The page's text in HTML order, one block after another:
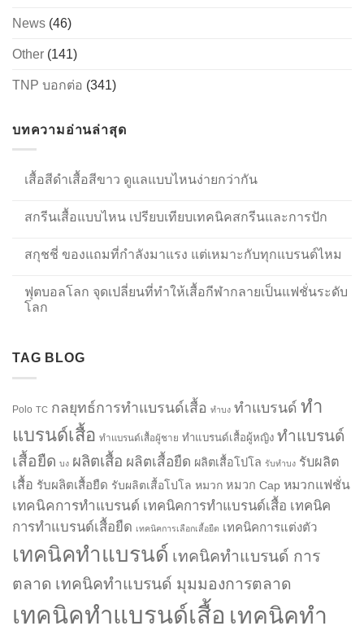
News (46)
Other (141)
TNP บอกต่อ (341)
บทความอ่านล่าสุด
เสื้อสีดำเสื้อสีขาว ดูแลแบบไหนง่ายกว่ากัน
สกรีนเสื้อแบบไหน เปรียบเทียบเทคนิคสกรีนและการปัก
สกุชชี่ ของแถมที่กำลังมาแรง แต่เหมาะกับทุกแบรนด์ไหม
ฟุตบอลโลก จุดเปลี่ยนที่ทำให้เสื้อกีฬากลายเป็นแฟชั่นระดับ
โลก
TAG BLOG
Polo TC กลยุทธ์การทำแบรนด์เสื้อ ทำบง ทำแบรนด์ ทำ
แบรนด์เสื้อ ทำแบรนด์เสื้อผู้ชาย ทำแบรนด์เสื้อผู้หญิง ทำแบรนด์
เสื้อยืด บง ผลิตเสื้อ ผลิตเสื้อยืด ผลิตเสื้อโปโล รับทำบง รับผลิต
เสื้อ รับผลิตเสื้อยืด รับผลิตเสื้อโปโล หมวก หมวก Cap หมวกแฟชั่น
เทคนิคการทำแบรนด์ เทคนิคการทำแบรนด์เสื้อ เทคนิค
การทำแบรนด์เสื้อยืด เทคนิคการเลือกเสื้อยืด เทคนิคการแต่งตัว
เทคนิคทำแบรนด์ เทคนิคทำแบรนด์ การ
ตลาด เทคนิคทำแบรนด์ มุมมองการตลาด
เทคนิคทำแบรนด์เสื้อ เทคนิคทำ